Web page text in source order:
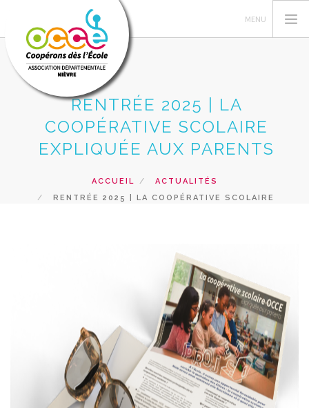
L'OCCE
COIN DU MANDATAIRE
RENTRÉE 2025 | LA
COOPÉRATIVE SCOLAIRE
EXPLIQUÉE AUX PARENTS
ACCUEIL
ACTUALITÉS
RENTRÉE 2025 | LA COOPÉRATIVE SCOLAIRE